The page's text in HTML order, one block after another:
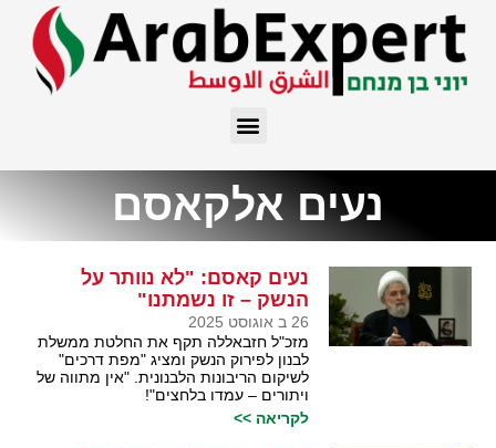
נעים אלקאסם
נעים קאסם: "לא נוותר על
הנשק – זו נשמתנו"
26 ב אוגוסט 2025
מזכ"ל חזבאללה תקף את החלטת ממשלת
לבנון לפירוק הנשק ומציג "מפת דרכים"
לשיקום הריבונות הלבנונית. "אין מתווה של
ויתורים – עמדו בלחצים"!
לקריאה >>